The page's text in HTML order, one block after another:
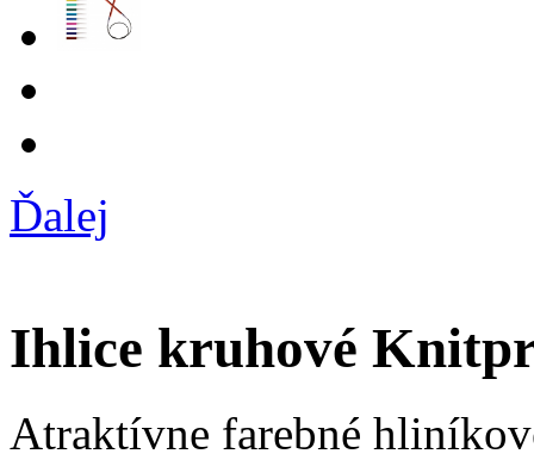
Ďalej
Ihlice kruhové
Atraktívne farebné